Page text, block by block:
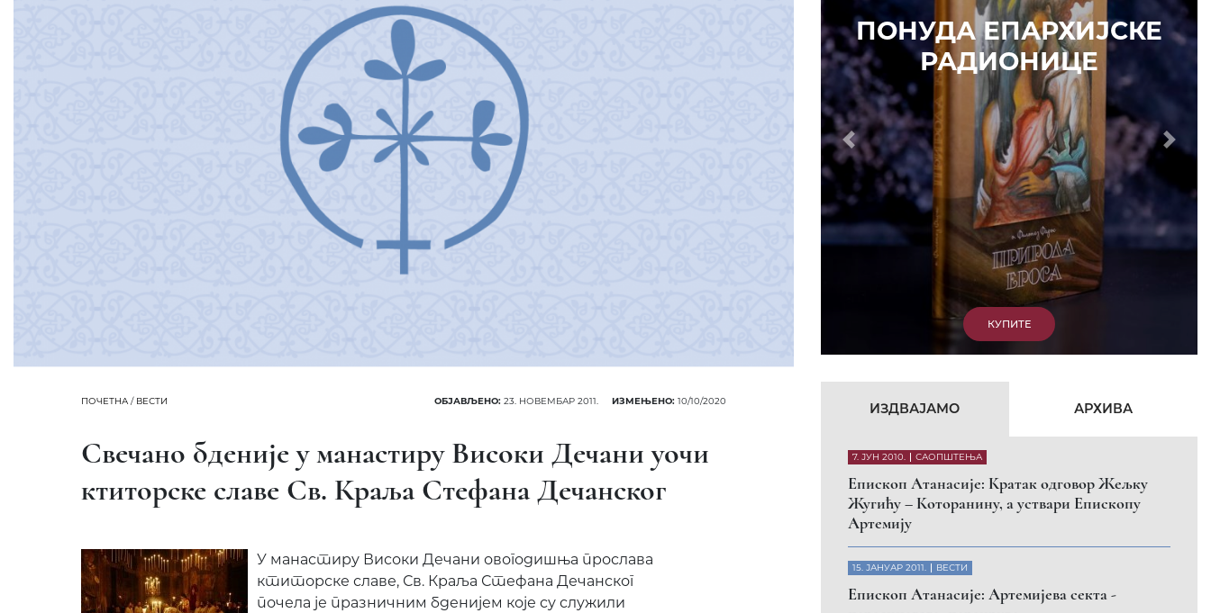
ПОЧЕТНА/ ВЕСТИ ОБЈАВЉЕНО: 23. НОВЕМБАР 2011. ИЗМЕЊЕНО: 10/10/2020
Свечано бденије у манастиру Високи Дечани уочи
ктиторске славе Св. Краља Стефана Дечанског
У манастиру Високи Дечани овогодишња прослава
ктиторске славе, Св. Краља Стефана Дечанског
почела је празничним бденијем које су служили
КУПИТЕ
7. ЈУН 2010. САОПШТЕЊА
Eпископ Атанасије: Кратак одговор Жељку
Жугићу – Которанину, а уствари Епископу
Артемију
15. ЈАНУАР 2011. ВЕСТИ
Eпископ Атанасије: Артемијева секта -
парасинагога=парацрква
ВЕСТИ
Eпископ Западноамерички Г. Максим у посети
напад на Србина у Сувом Долу и апелује на
КФОР и ЕУЛЕКС да обезбеде сигурност за све
Eпископ Атанасије: Обавештење о манастиру
Светих Архангела код Призрена